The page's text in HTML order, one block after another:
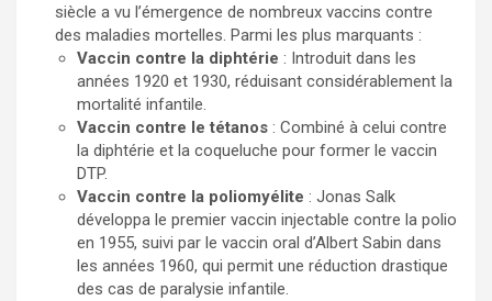
siècle a vu l’émergence de nombreux vaccins contre
des maladies mortelles. Parmi les plus marquants :
Vaccin contre la diphtérie : Introduit dans les
années 1920 et 1930, réduisant considérablement la
mortalité infantile.
Vaccin contre le tétanos : Combiné à celui contre
la diphtérie et la coqueluche pour former le vaccin
DTP.
Vaccin contre la poliomyélite : Jonas Salk
développa le premier vaccin injectable contre la polio
en 1955, suivi par le vaccin oral d’Albert Sabin dans
les années 1960, qui permit une réduction drastique
des cas de paralysie infantile.